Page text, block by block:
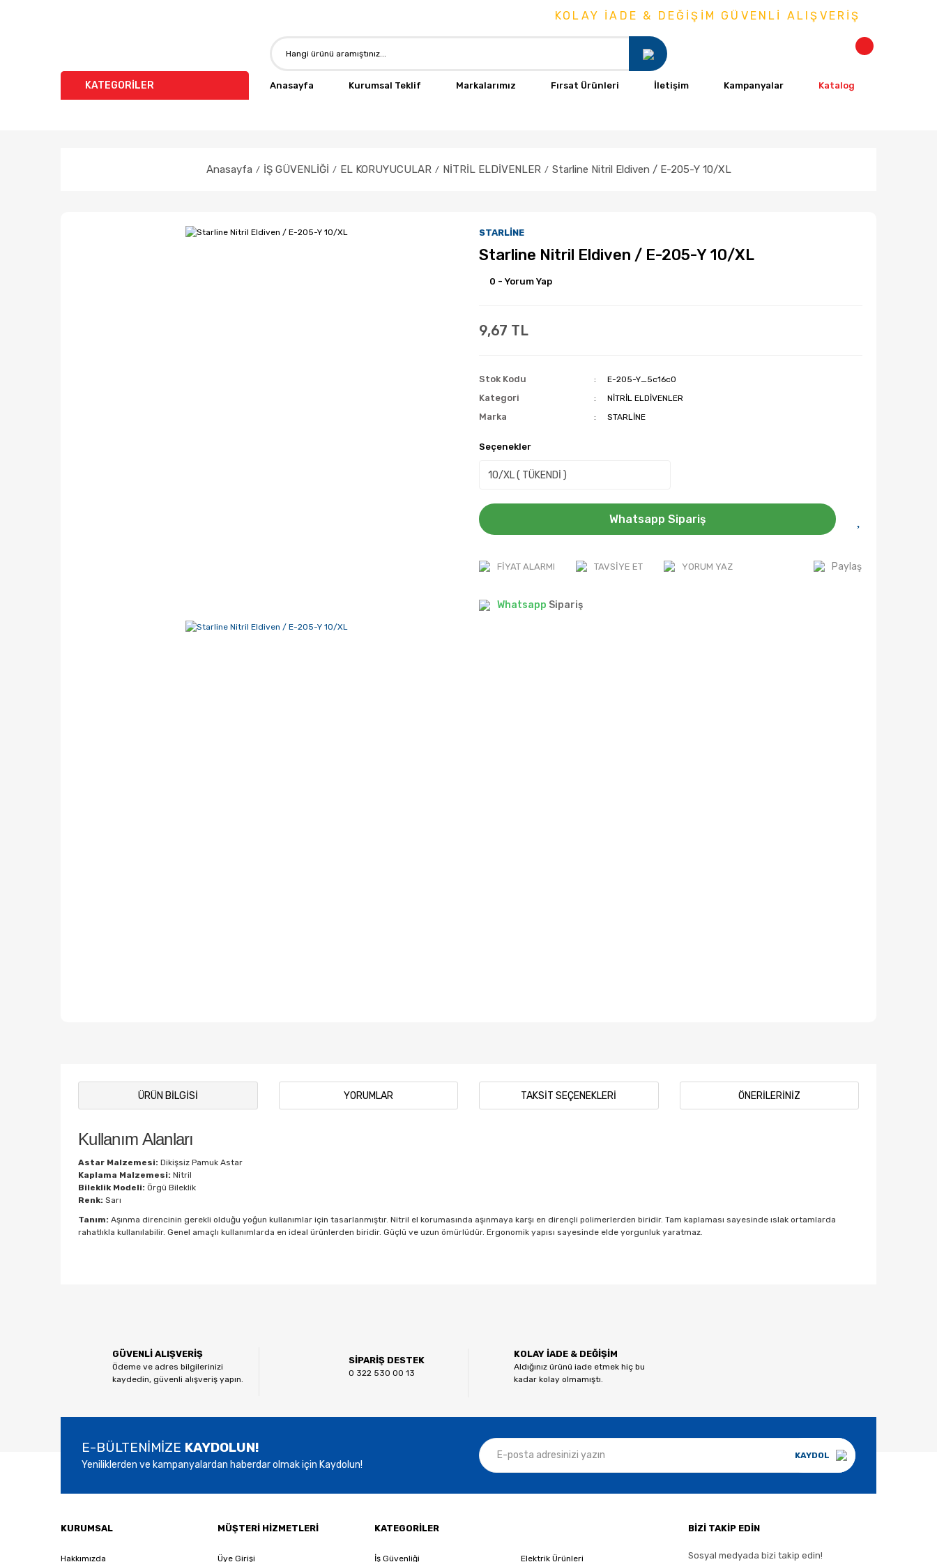
KOLAY İADE & DEĞİŞİM GÜVENLİ ALIŞVERİŞ
KATEGORİLER Anasayfa Kurumsal Teklif Markalarımız Fırsat Ürünleri İletişim Kampanyalar Katalog
Anasayfa İŞ GÜVENLİĞİ EL KORUYUCULAR NİTRİL ELDİVENLER Starline Nitril Eldiven / E-205-Y 10/XL
STARLİNE
Starline Nitril Eldiven / E-205-Y 10/XL
0 - Yorum Yap
9,67 TL
Stok Kodu E-205-Y_5c16c0
Kategori NİTRİL ELDİVENLER
Marka STARLİNE
Seçenekler
Whatsapp Sipariş
FIYAT ALARMI TAVSIYE ET YORUM YAZ Paylaş
Whatsapp Sipariş
ÜRÜN BILGISI YORUMLAR TAKSIT SEÇENEKLERI ÖNERILERINIZ
Kullanım Alanları
Astar Malzemesi: Dikişsiz Pamuk Astar
Kaplama Malzemesi: Nitril
Bileklik Modeli: Örgü Bileklik
Renk: Sarı
Tanım: Aşınma direncinin gerekli olduğu yoğun kullanımlar için tasarlanmıştır. Nitril el korumasında aşınmaya karşı en dirençli polimerlerden biridir. Tam kaplaması sayesinde ıslak ortamlarda
rahatlıkla kullanılabilir. Genel amaçlı kullanımlarda en ideal ürünlerden biridir. Güçlü ve uzun ömürlüdür. Ergonomik yapısı sayesinde elde yorgunluk yaratmaz.
Ürün açıklamasında eksik bilgiler bulunuyor.
Ürün bilgilerinde hatalar bulunuyor.
GÜVENLİ ALIŞVERİŞ
Ödeme ve adres bilgilerinizi
kaydedin, güvenli alışveriş yapın.
SİPARİŞ DESTEK
0 322 530 00 13
KOLAY İADE & DEĞİŞİM
Aldığınız ürünü iade etmek hiç bu
kadar kolay olmamıştı.
E-BÜLTENİMİZE KAYDOLUN!
Yeniliklerden ve kampanyalardan haberdar olmak için Kaydolun!
KAYDOL
KURUMSAL
Hakkımızda
MÜŞTERİ HİZMETLERİ
Üye Girişi
KATEGORİLER
İş Güvenliği Elektrik Ürünleri
BİZİ TAKİP EDİN
Sosyal medyada bizi takip edin!